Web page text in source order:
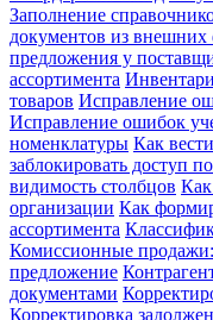
Заполнение
документов из внешних
предложения у
ассортимента
товаров Исправление
Исправление ошибок
номенклатуры Как
заблокировать доступ
видимость столбцов
организации Как
ассортимента
Комиссионные
предложение
документами
Корректировка